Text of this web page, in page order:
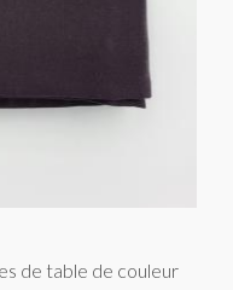
de table de couleur